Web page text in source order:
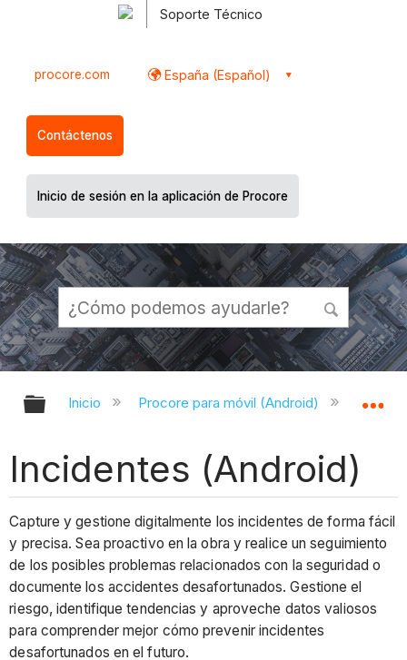
Soporte Técnico
procore.com España (Español)
Contáctenos
Inicio de sesión en la aplicación de Procore
Expandir/contraer jerarquía global
Inicio Procore para móvil (Android)
Incidentes (Android)
Capture y gestione digitalmente los incidentes de forma fácil
y precisa. Sea proactivo en la obra y realice un seguimiento
de los posibles problemas relacionados con la seguridad o
documente los accidentes desafortunados. Gestione el
riesgo, identifique tendencias y aproveche datos valiosos
para comprender mejor cómo prevenir incidentes
desafortunados en el futuro.